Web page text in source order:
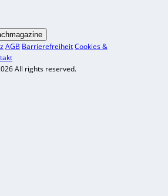
AGB BarrierefreiheitCookies &
All rights reserved.